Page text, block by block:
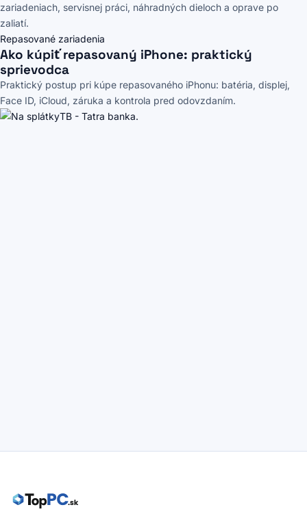
zariadeniach, servisnej práci, náhradných dieloch a oprave po
zaliatí.
Repasované zariadenia
Ako kúpiť repasovaný iPhone: praktický
sprievodca
Praktický postup pri kúpe repasovaného iPhonu: batéria, displej,
Face ID, iCloud, záruka a kontrola pred odovzdaním.